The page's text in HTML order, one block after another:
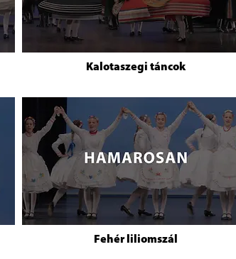
Kalotaszegi táncok
Fehér liliomszál